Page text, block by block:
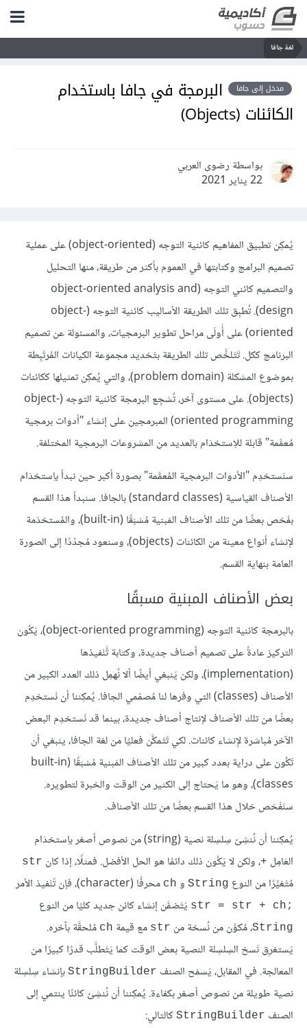
لغة جافا
مدخل إلى جافا
البرمجة في جافا باستخدام
الكائنات (Objects)
بواسطة رضوى العربي
22 يناير 2021
يُمكِن تطبيق المفاهيم كائنية التوجه (object-oriented) على عملية
تصميم البرامج وكتابتها في العموم بأكثر من طريقة، منها التحليل
والتصميم كائني التوجه (object-oriented analysis and
design). تُطبِق تلك الطريقة الأساليب كائنية التوجه (object-
oriented) على أُولَى مراحل تطوير البرمجيات، والمسئولة عن تصميم
البرنامج ككل. تَتَلخَّص تلك الطريقة بتَحْديد مجموعة الكيانات المُرتَبِطة
بموضوع المشكلة (problem domain)، والتي يُمكِن تمثيلها ككائنات
(objects). على مستوى آخر، تُشجِع البرمجة كائنية التوجه (object-
oriented programming) المبرمجين على إنشاء "أدوات برمجية
مُعمَّمة" قابلة للاِستخدَام بالعديد من المشروعات البرمجية المختلفة.
سنَستخدِم "الأدوات البرمجية المُعمَّمة" بصورة أكبر حين نبدأ باِستخدَام
الأصناف القياسية (standard classes) بالجافا. سنبدأ هذا القسم
بفَحْص بعضًا من تلك الأصناف المَبنية مُسْبَقًا (built-in)، والمُستخدَمة
لإنشاء أنواع معينة من الكائنات (objects)، وسنعود مُجدّدًا إلى الصورة
العامة بنهاية القسم.
بعض الأصناف المبنية مسبقًا
بالبرمجة كائنية التوجه (object-oriented programming)، يَكُون
التركيز عادةً على تصميم أصناف جديدة، وكتابة تَّنْفيذها
(implementation)، ولكن يَنبغي أيضًا ألا نُهمِل ذلك العدد الكبير من
الأصناف (classes) التي وفرها لنا مُصمّمي الجافا. يُمكِننا أن نَستخدِم
بعضًا من تلك الأصناف لإنتاج أصناف جديدة، بينما قد نَستخدِم البعض
الآخر مُباشرة لإِنشاء كائنات. لكي تَتَمكَّن فعليًا من لغة الجافا، ينبغي أن
تَكُون على دراية بعدد كبير من تلك الأصناف المَبنية مُسْبَقًا (built-in
classes)، وهو ما يَحتاج إلى الكثير من الوقت والخبرة لتطويره.
سنَفْحَص خلال هذا القسم بعضًا من تلك الأصناف.
يُمكِننا أن نُنشِئ سِلسِلة نصية (string) من نصوص أصغر باِستخدَام
العَامِل +، ولكن لا يَكُون ذلك دائمًا هو الحل الأفضل. فمثلًا، إذا كان str
مُتْغيِّرًا من النوع String و ch محرفًا (character)، فإن تّنْفيذ الأمر
str = str + ch;‎ يَتَضمَّن إنشاء كائن جديد كليًا من النوع
String، مُكوَّن من نُسخة من str مع قيمة ch مُلحقَّة بآخره.
يَستغرِق نَسخ السِلسِلة النصية بعض الوقت كما يَتَطلَّب قدرًا كبيرًا من
المعالجة. في المقابل، يَسمَح الصنف StringBuilder بإنشاء سِلسِلة
نصية طويلة من نصوص أصغر بكفاءة. يُمكِننا أن نُنشِئ كائنًا ينتمي إلى
الصنف StringBuilder كالتالي: